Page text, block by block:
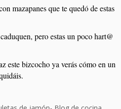
mazapanes que te quedó de estas
pero estas un poco hart@
este bizcocho ya verás cómo en un